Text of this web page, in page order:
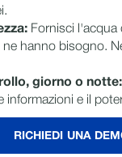
Fornisci l'acqua
hanno bisogno.
giorno o notte:
informazioni e il
RICHIEDI UNA